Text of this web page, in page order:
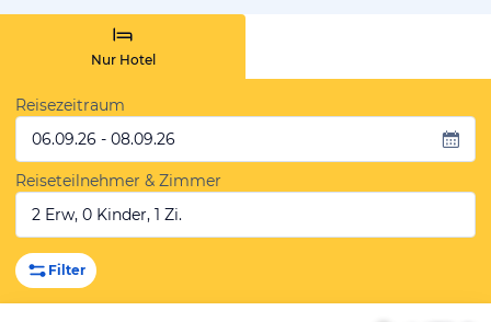
Nur Hotel
Reisezeitraum
06.09.26 - 08.09.26
Reiseteilnehmer & Zimmer
2 Erw, 0 Kinder, 1 Zi.
Filter